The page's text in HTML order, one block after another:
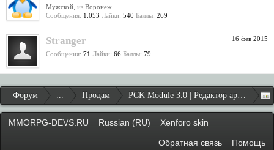
Мужской, из Воронеж
Сообщения: 1.053 Лайки: 540 Баллы: 269
16 фев 2015
Stranger
Сообщения: 71 Лайки: 66 Баллы: 79
Форум ... Продам PCK Module 3.0 | Редактор архивов
MMORPG-DEVS.RU Russian (RU) Xenforo skin
Обратная связь Помощь